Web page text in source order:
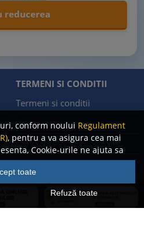
conform noului Regulament
, pentru a va asigura cea mai
Cookie-urile ne ajuta sa
site, oferindu-va dvs.,
personalizata si mult mai
de site-ul nostru si partenerii
pentru detalii despre politica
toate
Refuză toate
TERMENI SI CONDITII
Termeni si conditii
Facebook
Contact